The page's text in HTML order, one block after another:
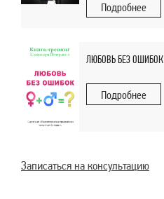
Подробнее
ЛЮБОВЬ БЕЗ ОШИБОК
Подробнее
Записаться на консультацию